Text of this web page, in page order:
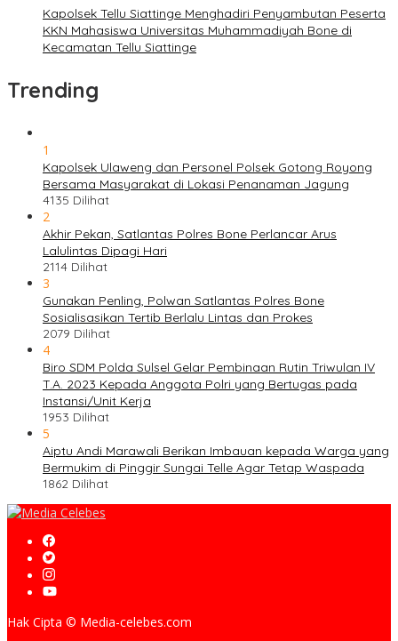
Kapolsek Tellu Siattinge Menghadiri Penyambutan Peserta
KKN Mahasiswa Universitas Muhammadiyah Bone di
Kecamatan Tellu Siattinge
Trending
1
Kapolsek Ulaweng dan Personel Polsek Gotong Royong
Bersama Masyarakat di Lokasi Penanaman Jagung
4135 Dilihat
2
Akhir Pekan, Satlantas Polres Bone Perlancar Arus
Lalulintas Dipagi Hari
2114 Dilihat
3
Gunakan Penling, Polwan Satlantas Polres Bone
Sosialisasikan Tertib Berlalu Lintas dan Prokes
2079 Dilihat
4
Biro SDM Polda Sulsel Gelar Pembinaan Rutin Triwulan IV
T.A. 2023 Kepada Anggota Polri yang Bertugas pada
Instansi/Unit Kerja
1953 Dilihat
5
Aiptu Andi Marawali Berikan Imbauan kepada Warga yang
Bermukim di Pinggir Sungai Telle Agar Tetap Waspada
1862 Dilihat
Hak Cipta © Media-celebes.com